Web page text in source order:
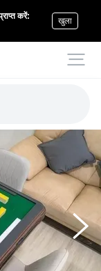
करें:
खुला